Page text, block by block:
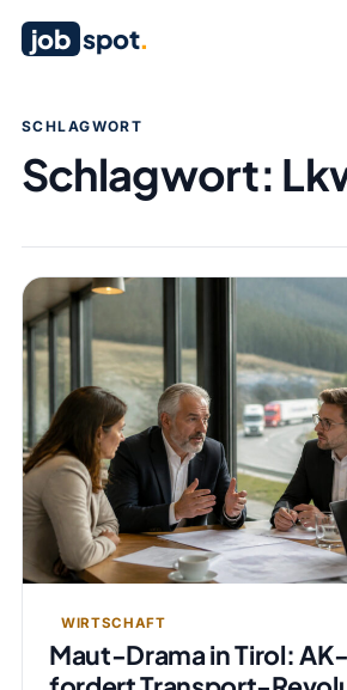
job spot.
SCHLAGWORT
Schlagwort:
WIRTSCHAFT
Maut-Drama in Tirol: